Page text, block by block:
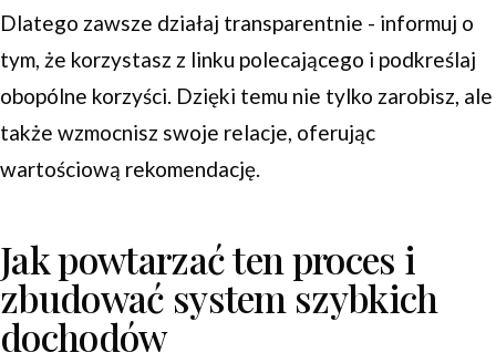
Dlatego zawsze działaj transparentnie - informuj o
tym, że korzystasz z linku polecającego i podkreślaj
obopólne korzyści. Dzięki temu nie tylko zarobisz, ale
także wzmocnisz swoje relacje, oferując
wartościową rekomendację.
Jak powtarzać ten proces i
zbudować system szybkich
dochodów